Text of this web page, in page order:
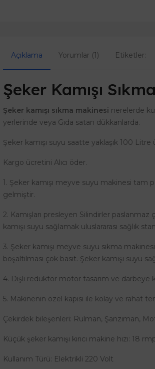
Açıklama Yorumlar (1) Etiketler:
Şeker Kamışı
Şeker kamışı sıkma makinesi nerelerde
yerlerinde veya Gıda satan dükkanlarda.
Şeker kamışı suyu saatte yaklaşık 100
Kargo ücretini Alıcı öder.
1. Şeker kamışı meyve suyu makinesi tam
gelmiştir.
2. Kamışları presleyen Silindirler
kamışı suyu sağlamak uluslararası sağlık
3. Şeker kamışı meyve suyu sıkma
boşaltılması çok basit. Şeker kamışı suyu
4. Dişli redüktör motor tasarım ve darbeye
5. Makinenin özel kapısı ile kolay ve rahat
Çekirdek bileşenleri: Rulman, Şanzıman,
Küçük şeker kamışı kırıcı makine hızı: 18
Kullanım Türü: Elektrikli 220 Volt